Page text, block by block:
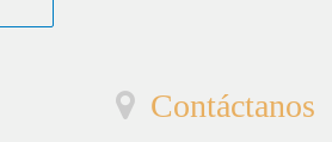
Contáctanos